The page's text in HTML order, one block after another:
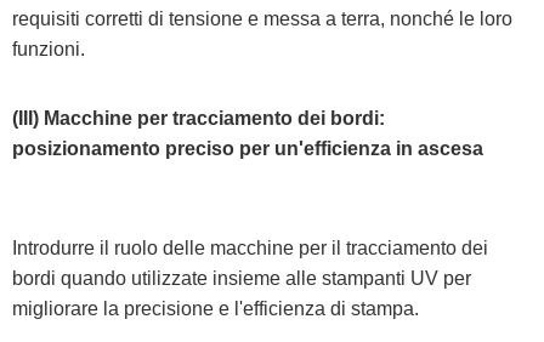
requisiti corretti di tensione e messa a terra, nonché le loro
funzioni.
(III) Macchine per tracciamento dei bordi:
posizionamento preciso per un'efficienza in ascesa
Introdurre il ruolo delle macchine per il tracciamento dei
bordi quando utilizzate insieme alle stampanti UV per
migliorare la precisione e l'efficienza di stampa.